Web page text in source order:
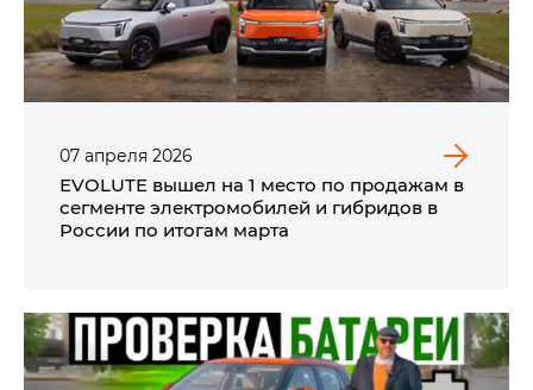
07 апреля 2026
EVOLUTE вышел на 1 место по продажам в
сегменте электромобилей и гибридов в
России по итогам марта